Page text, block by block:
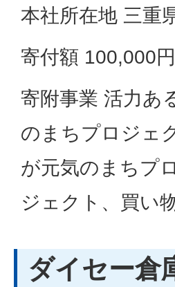
本社所在地 三重
寄付額 100,000円
寄附事業 活力あ
のまちプロジェ
が元気のまちプ
ジェクト、買い
ダイセー倉